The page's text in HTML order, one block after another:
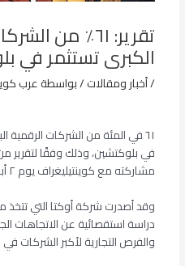
تقرير: ٦١٪ من
الكبرى تستثمر في
/أخبار ومقالات/ بواسطةعرب
٦١ في المئة من الشركات الرقمية
في بلوكتشين، وذلك وفقًا لتقرير
مشاركته مع كوينتيليغراف يوم ٢ أبريل.
وقد أصدرت شركة أوكتا التي
دراسة استقصائية عن الاتجاهات
والفرص التجارية لأكبر الشركات في